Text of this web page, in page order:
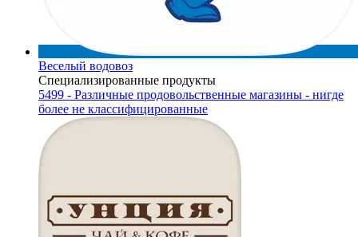
Веселый водовоз
Специализированные продукты
5499 - Различные продовольственные магазины - нигде
более не классифицированные